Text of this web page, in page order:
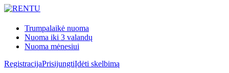
Trumpalaikė nuoma
Nuoma iki 3 valandų
Nuoma mėnesiui
RegistracijaPrisijungtiĮdėti skelbimą